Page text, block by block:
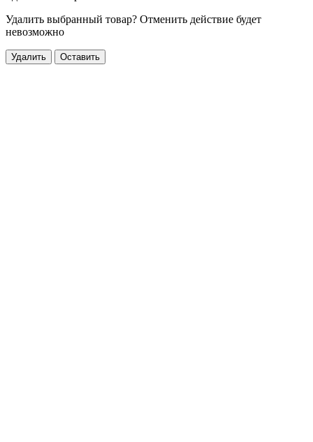
Удалить выбранный товар? Отменить действие будет
невозможно
Удалить Оставить